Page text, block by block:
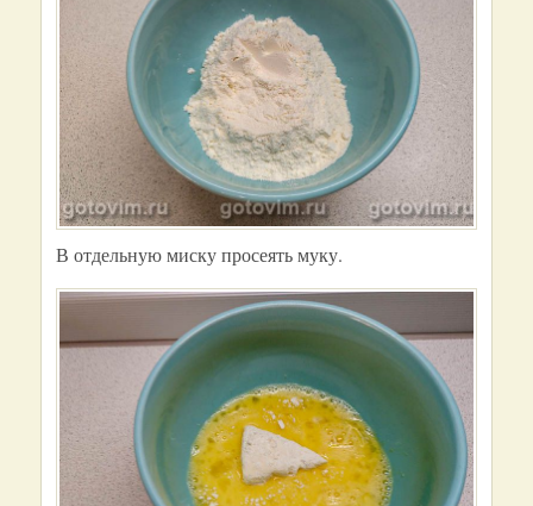
В отдельную миску просеять муку.